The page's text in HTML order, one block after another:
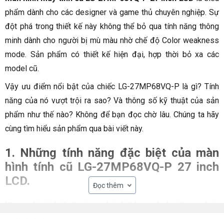
phẩm dành cho các designer và game thủ chuyên nghiệp. Sự
đột phá trong thiết kế này không thể bỏ qua tính năng thông
minh dành cho người bị mù màu nhờ chế độ Color weakness
mode. Sản phẩm có thiết kế hiện đại, hợp thời bỏ xa các
model cũ.
Vậy ưu điểm nổi bật của chiếc LG-27MP68VQ-P là gì? Tính
năng của nó vượt trội ra sao? Và thông số kỹ thuật của sản
phẩm như thế nào? Không để bạn đọc chờ lâu. Chúng ta hãy
cùng tìm hiểu sản phẩm qua bài viết này.
1. Những tính năng đặc biệt của màn
hình tính cũ LG-27MP68VQ-P 27 inch
LCD.
Đọc thêm